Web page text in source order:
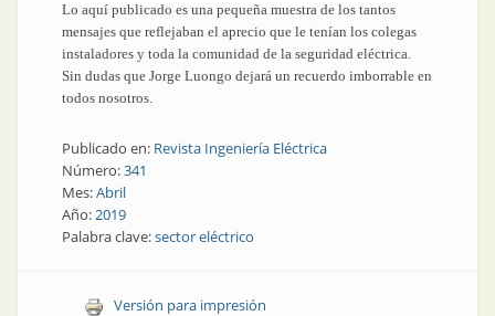
Lo aquí publicado es una pequeña muestra de los tantos
mensajes que reflejaban el aprecio que le tenían los colegas
instaladores y toda la comunidad de la seguridad eléctrica.
Sin dudas que Jorge Luongo dejará un recuerdo imborrable en
todos nosotros.
Publicado en: Revista Ingeniería Eléctrica
Número:341
Mes:Abril
Año:2019
Palabra clave:sector eléctrico
Versión para impresión